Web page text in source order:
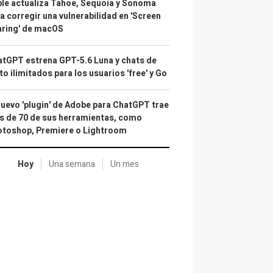
actualiza Tahoe, Sequoia y Sonoma
corregir una vulnerabilidad en 'Screen
de macOS
estrena GPT-5.6 Luna y chats de
ilimitados para los usuarios 'free' y Go
'plugin' de Adobe para ChatGPT trae
de 70 de sus herramientas, como
Premiere o Lightroom
Hoy Una semana Un mes